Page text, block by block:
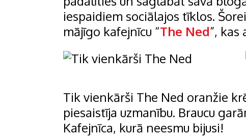
iespaidiem sociālajos tīklos.
mājīgo kafejnīcu “The Ned”, kas
Tik vienkārši The Ned oranžie
piesaistīja uzmanību. Braucu
Kafejnīca, kurā neesmu bijusi!